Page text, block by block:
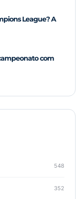
League? A
com
548
352